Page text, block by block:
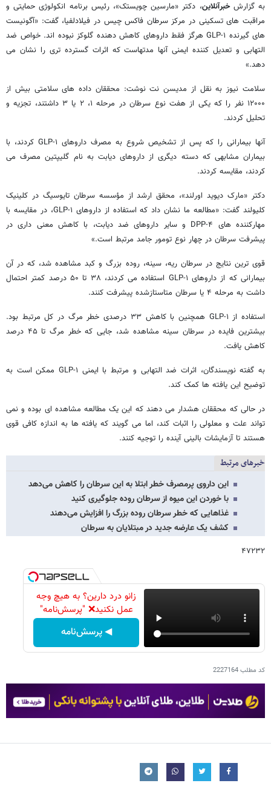
به گزارشخبرآنلاین، دکتر «مارسین چویستک»، رئیس برنامه انکولوژی حمایتی و
مراقبت های تسکینی در مرکز سرطان فاکس چیس در فیلادلفیا، گفت: «آگونیست
های گیرنده GLP-۱ هرگز فقط داروهای کاهش دهنده گلوکز نبوده اند. خواص ضد
التهابی و تعدیل کننده ایمنی آنها مدتهاست که اثرات گسترده تری را نشان می
دهد.»
سلامت نیوز به نقل از مدیسن نت نوشت: محققان داده های سلامتی بیش از
۱۲۰۰۰ نفر را که یکی از هفت نوع سرطان در مرحله ۱، ۲ یا ۳ داشتند، تجزیه و
تحلیل کردند.
آنها بیمارانی را که پس از تشخیص شروع به مصرف داروهای GLP-۱ کردند، با
بیماران مشابهی که دسته دیگری از داروهای دیابت به نام گلیپتین مصرف می
کردند، مقایسه کردند.
دکتر «مارک دیوید اورلند»، محقق ارشد از مؤسسه سرطان تایوسیگ در کلینیک
کلیولند گفت: «مطالعه ما نشان داد که استفاده از داروهای GLP-۱، در مقایسه با
مهارکننده های DPP-۴ و سایر داروهای ضد دیابت، با کاهش معنی داری در
پیشرفت سرطان در چهار نوع تومور جامد مرتبط است.»
قوی ترین نتایج در سرطان ریه، سینه، روده بزرگ و کبد مشاهده شد، که در آن
بیمارانی که از داروهای GLP-۱ استفاده می کردند، ۳۸ تا ۵۰ درصد کمتر احتمال
داشت به مرحله ۴ یا سرطان متاستازشده پیشرفت کنند.
استفاده از GLP-۱ همچنین با کاهش ۳۳ درصدی خطر مرگ در کل مرتبط بود.
بیشترین فایده در سرطان سینه مشاهده شد، جایی که خطر مرگ تا ۴۵ درصد
کاهش یافت.
به گفته نویسندگان، اثرات ضد التهابی و مرتبط با ایمنی GLP-۱ ممکن است به
توضیح این یافته ها کمک کند.
در حالی که محققان هشدار می دهند که این یک مطالعه مشاهده ای بوده و نمی
تواند علت و معلولی را اثبات کند، اما می گویند که یافته ها به اندازه کافی قوی
هستند تا آزمایشات بالینی آینده را توجیه کنند.
خبرهای مرتبط
این داروی پرمصرف خطر ابتلا به این سرطان را کاهش می‌دهد
با خوردن این میوه از سرطان روده‌ جلوگیری کنید
غذاهایی که خطر سرطان روده بزرگ را افزایش می‌دهند
کشف یک عارضه جدید در مبتلایان به سرطان
۴۷۲۳۲
زانو درد دارین؟ به هیچ وجه
عمل نکنید❌ "پرسش‌نامه"
◀ پرسش‌نامه
کد مطلب2227164